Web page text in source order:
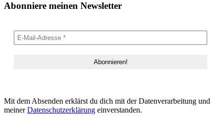
Abonniere meinen Newsletter
Mit dem Absenden erklärst du dich mit der Datenverarbeitung und
meinerDatenschutzerklärung einverstanden.